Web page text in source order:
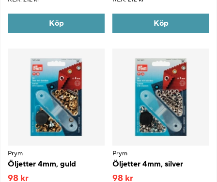
Köp Köp
Prym
Öljetter 4mm, guld
98 kr
Prym
Öljetter 4mm, silver
98 kr